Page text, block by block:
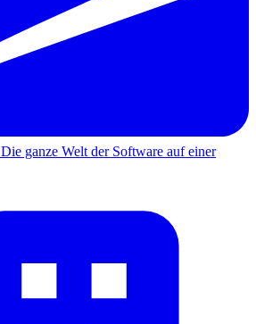
Die ganze Welt der Software auf einer